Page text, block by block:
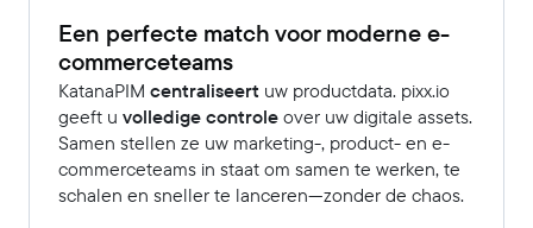
Een perfecte match voor moderne e-
commerceteams
KatanaPIM centraliseert uw productdata. pixx.io
geeft u volledige controleover uw digitale assets.
Samen stellen ze uw marketing-, product- en e-
commerceteams in staat om samen te werken, te
schalen en sneller te lanceren—zonder de chaos.